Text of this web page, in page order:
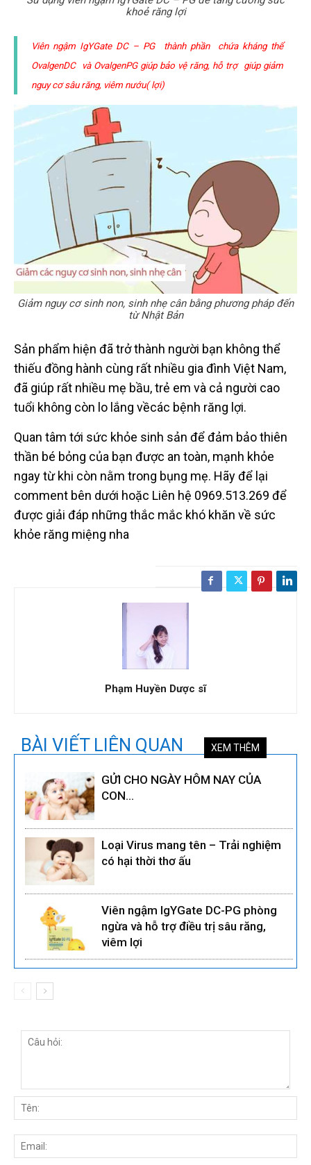
khoẻ răng lợi
Viên ngậm IgYGate DC – PG thành phần chứa kháng thể
OvalgenDC và OvalgenPG giúp bảo vệ răng, hỗ trợ giúp giảm
nguy cơ sâu răng, viêm nướu( lợi)
Giảm nguy cơ sinh non, sinh nhẹ cân bằng phương pháp đến
từ Nhật Bản
Sản phẩm hiện đã trở thành người bạn không thể
thiếu đồng hành cùng rất nhiều gia đình Việt Nam,
đã giúp rất nhiều mẹ bầu, trẻ em và cả người cao
tuổi không còn lo lắng vềcác bệnh răng lợi.
Quan tâm tới sức khỏe sinh sản để đảm bảo thiên
thần bé bỏng của bạn được an toàn, mạnh khỏe
ngay từ khi còn nằm trong bụng mẹ. Hãy để lại
comment bên dưới hoặc Liên hệ 0969.513.269 để
được giải đáp những thắc mắc khó khăn về sức
khỏe răng miệng nha
Phạm Huyền Dược sĩ
BÀI VIẾT LIÊN QUAN XEM THÊM
GỬI CHO NGÀY HÔM NAY CỦA
CON…
Loại Virus mang tên – Trải nghiệm
có hại thời thơ ấu
Viên ngậm IgYGate DC-PG phòng
ngừa và hỗ trợ điều trị sâu răng,
viêm lợi